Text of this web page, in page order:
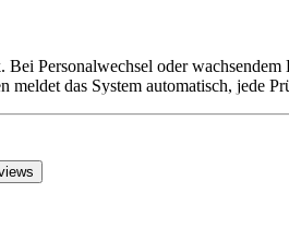
Personalwechsel oder
meldet das System automatisch, jede